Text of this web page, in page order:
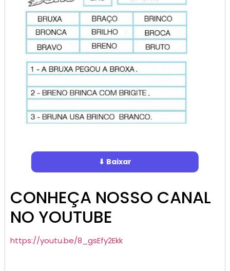
⬇ Baixar
CONHEÇA NOSSO CANAL
NO YOUTUBE
https://youtu.be/8_gsEfy2Ekk